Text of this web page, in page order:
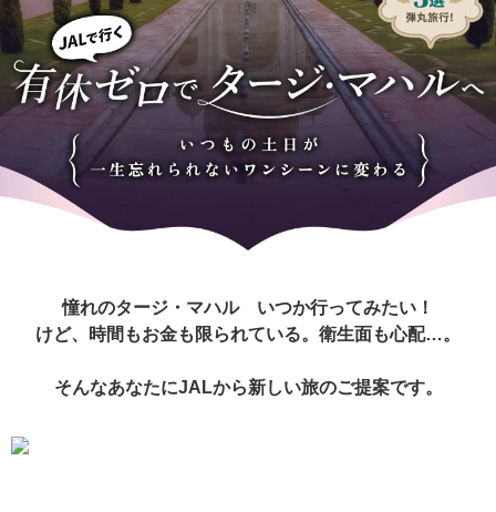
憧れのタージ・マハル いつか行ってみたい！
けど、時間もお金も限られている。衛生面も心配…。
そんなあなたにJALから新しい旅のご提案です。